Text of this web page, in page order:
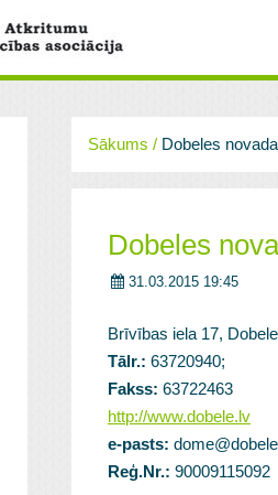
Sākums / Dobeles
Dobeles
31.03.2015 19:45
Brīvības iela 17,
Tālr.: 63720940;
Fakss: 63722463
http://www.dobele.lv
e-pasts:
Reģ.Nr.: 90009115092